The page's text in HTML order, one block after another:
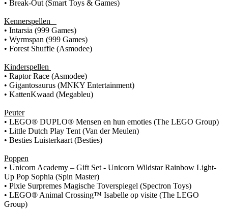
• Break-Out (Smart Toys & Games)
Kennerspellen
• Intarsia (999 Games)
• Wyrmspan (999 Games)
• Forest Shuffle (Asmodee)
Kinderspellen
• Raptor Race (Asmodee)
• Gigantosaurus (MNKY Entertainment)
• KattenKwaad (Megableu)
Peuter
• LEGO® DUPLO® Mensen en hun emoties (The LEGO Group)
• Little Dutch Play Tent (Van der Meulen)
• Besties Luisterkaart (Besties)
Poppen
• Unicorn Academy – Gift Set - Unicorn Wildstar Rainbow Light-
Up Pop Sophia (Spin Master)
• Pixie Surpremes Magische Toverspiegel (Spectron Toys)
• LEGO® Animal Crossing™ Isabelle op visite (The LEGO
Group)